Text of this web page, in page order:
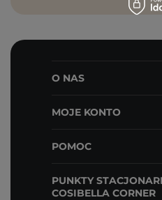
O NAS
MOJE KONTO
POMOC
PUNKTY
COSIBELLA CORNER